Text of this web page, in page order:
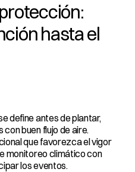
hasta el
define antes de plantar,
buen flujo de aire.
que favorezca el vigor
monitoreo climático con
los eventos.